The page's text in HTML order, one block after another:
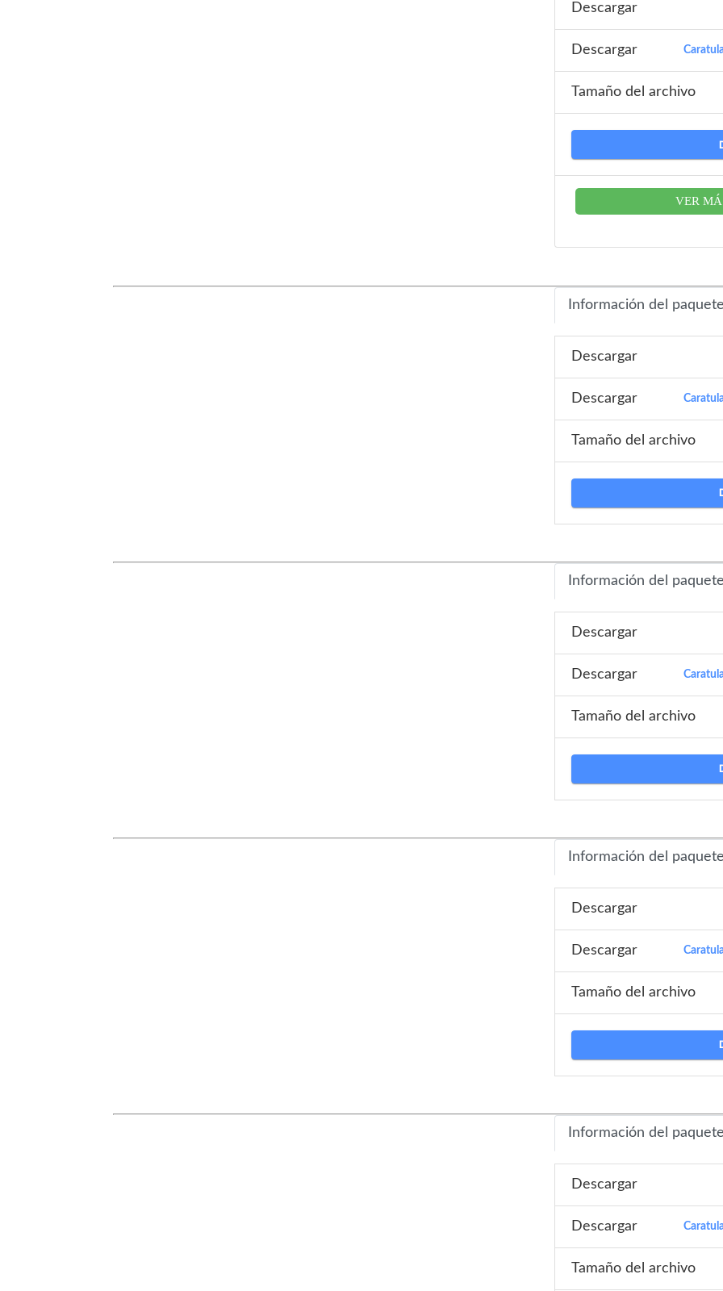
Descargar
Descargar
Tamaño del archivo
VER
Información del
Descargar
Descargar
Tamaño del archivo
Información del
Descargar
Descargar
Tamaño del archivo
Información del
Descargar
Descargar
Tamaño del archivo
Información del
Descargar
Descargar
Tamaño del archivo